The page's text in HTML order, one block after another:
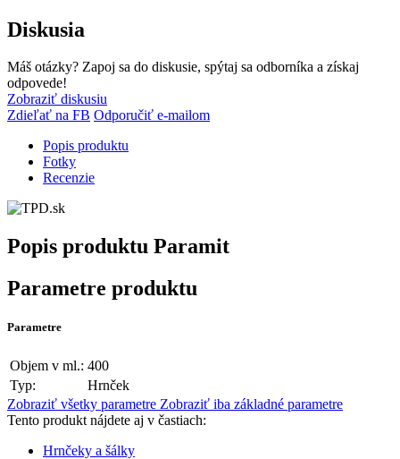
Diskusia
Máš otázky? Zapoj sa do diskusie, spýtaj sa odborníka a získaj
odpovede!
Zobraziť diskusiu
Zdieľať na FB Odporučiť e-mailom
Popis produktu
Fotky
Recenzie
Popis produktu Paramit
Parametre produktu
Parametre
Objem v ml.: 400
Typ:
Hrnček
Zobraziť všetky parametre Zobraziť iba základné parametre
Tento produkt nájdete aj v častiach:
Hrnčeky a šálky